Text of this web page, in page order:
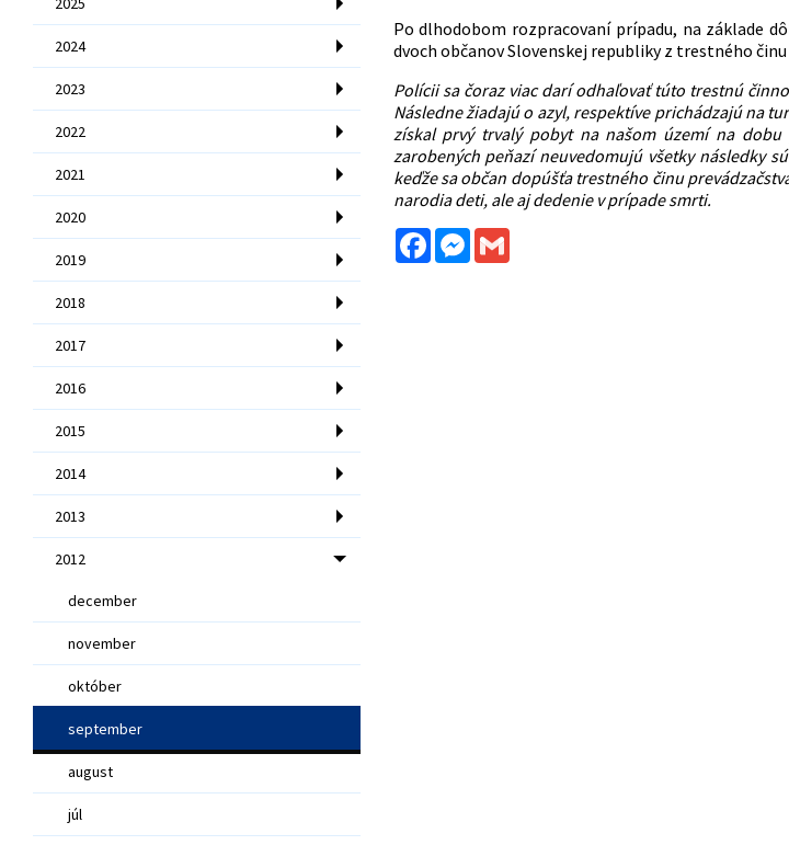
2024
2023
2022
2021
2020
2019
2018
2017
2016
2015
2014
2013
2012
december
november
október
september
august
júl
Po dlhodobom rozpracovaní prípadu, na základe
dvoch občanov Slovenskej republiky z trestného
Polícii sa čoraz viac darí odhaľovať túto trestnú
Následne žiadajú o azyl, respektíve prichádzajú na
získal prvý trvalý pobyt na našom území na
zarobených peňazí neuvedomujú všetky následky
keďže sa občan dopúšťa trestného činu
narodia deti, ale aj dedenie v prípade smrti.
FacebookMessenger
Gmail